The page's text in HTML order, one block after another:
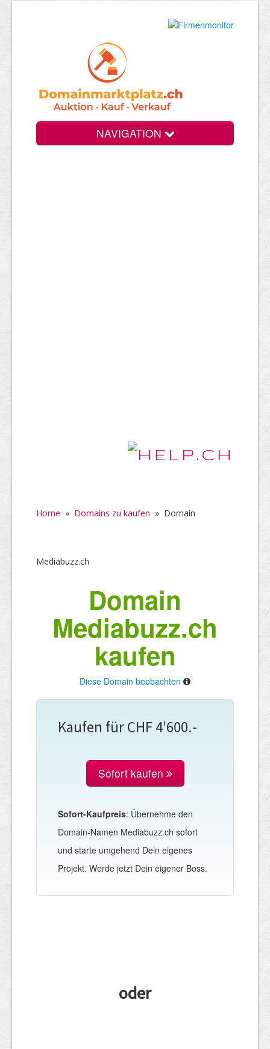
NAVIGATION
Home » Domains zu kaufen » Domain
Mediabuzz.ch
Domain
Mediabuzz.ch
kaufen
Diese Domain beobachten
Kaufen für CHF 4'600.-
Sofort kaufen
Sofort-Kaufpreis: Übernehme den
Domain-Namen Mediabuzz.ch sofort
und starte umgehend Dein eigenes
Projekt. Werde jetzt Dein eigener Boss.
oder